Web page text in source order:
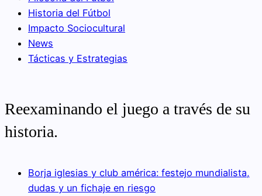
Historia del Fútbol
Impacto Sociocultural
News
Tácticas y Estrategias
Reexaminando el juego a través de su
historia.
Borja iglesias y club américa: festejo mundialista,
dudas y un fichaje en riesgo